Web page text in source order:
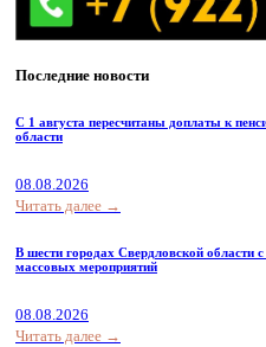
Последние новости
С 1 августа пересчитаны доплаты к
области
08.08.2026
Читать далее →
В шести городах Свердловской области
массовых мероприятий
08.08.2026
Читать далее →